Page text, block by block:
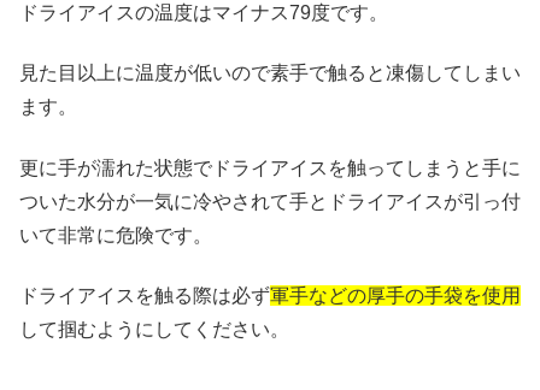
ドライアイスの温度はマイナス79度です。
見た目以上に温度が低いので素手で触ると凍傷してしまい
ます。
更に手が濡れた状態でドライアイスを触ってしまうと手に
ついた水分が一気に冷やされて手とドライアイスが引っ付
いて非常に危険です。
ドライアイスを触る際は必ず軍手などの厚手の手袋を使用
して掴むようにしてください。